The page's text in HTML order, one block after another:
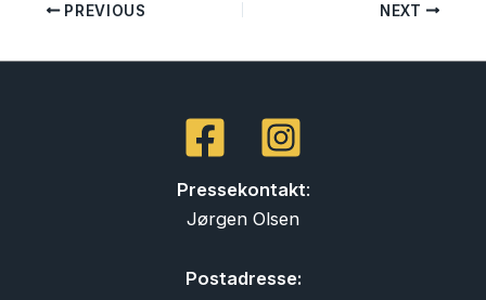
PREVIOUS NEXT
Pressekontakt:
Jørgen Olsen
Postadresse: